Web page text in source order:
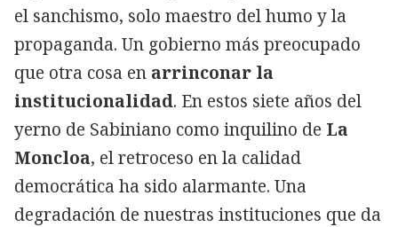
el sanchismo, solo maestro del humo y la
propaganda. Un gobierno más preocupado
que otra cosa en arrinconar la
institucionalidad. En estos siete años del
yerno de Sabiniano como inquilino de La
Moncloa, el retroceso en la calidad
democrática ha sido alarmante. Una
degradación de nuestras instituciones que da